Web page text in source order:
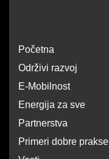
Početna
Održivi razvoj
E-Mobilnost
Energija za sve
Partnerstva
Primeri dobre prakse